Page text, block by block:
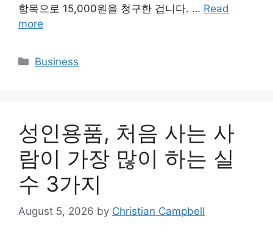
항목으로 15,000원을 청구한 겁니다. … Read
more
Categories
Business
성인용품, 처음 사는 사
람이 가장 많이 하는 실
수 3가지
August 5, 2026 by Christian Campbell